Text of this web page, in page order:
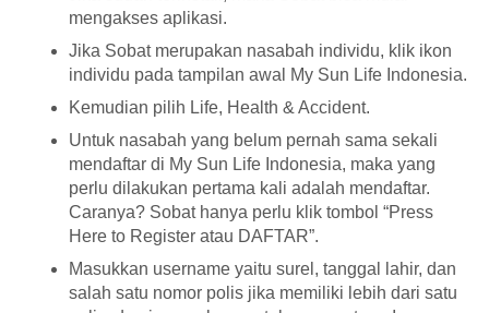
mengakses aplikasi.
Jika Sobat merupakan nasabah individu, klik ikon
individu pada tampilan awal My Sun Life Indonesia.
Kemudian pilih Life, Health & Accident.
Untuk nasabah yang belum pernah sama sekali
mendaftar di My Sun Life Indonesia, maka yang
perlu dilakukan pertama kali adalah mendaftar.
Caranya? Sobat hanya perlu klik tombol “Press
Here to Register atau DAFTAR”.
Masukkan username yaitu surel, tanggal lahir, dan
salah satu nomor polis jika memiliki lebih dari satu